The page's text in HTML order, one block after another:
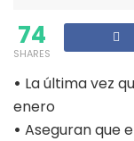
74
SHARES
• La última vez
enero
• Aseguran que